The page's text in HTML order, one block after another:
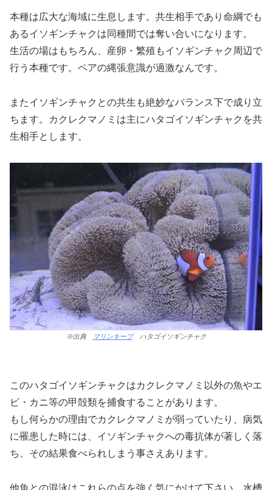
本種は広大な海域に生息します。共生相手であり命綱でも
あるイソギンチャクは同種間では奪い合いになります。
生活の場はもちろん、産卵・繁殖もイソギンチャク周辺で
行う本種です。ペアの縄張意識が過激なんです。
またイソギンチャクとの共生も絶妙なバランス下で成り立
ちます。カクレクマノミは主にハタゴイソギンチャクを共
生相手とします。
※出典 マリンキープハタゴイソギンチャク
このハタゴイソギンチャクはカクレクマノミ以外の魚やエ
ビ・カニ等の甲殻類を捕食することがあります。
もし何らかの理由でカクレクマノミが弱っていたり、病気
に罹患した時には、イソギンチャクへの毒抗体が著しく落
ち、その結果食べられしまう事さえあります。
他魚との混泳はこれらの点を強く気にかけて下さい。水槽